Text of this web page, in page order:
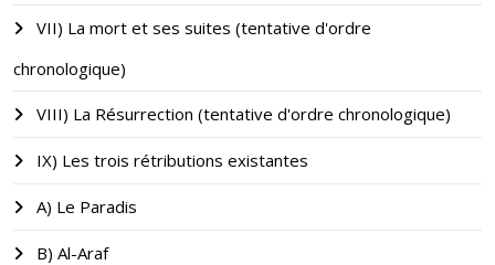
VII) La mort et ses suites (tentative d'ordre
chronologique)
VIII) La Résurrection (tentative d'ordre chronologique)
IX) Les trois rétributions existantes
A) Le Paradis
B) Al-Araf